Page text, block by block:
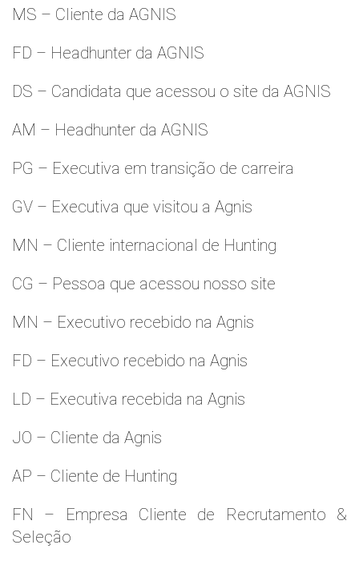
MS – Cliente da AGNIS
FD – Headhunter da AGNIS
DS – Candidata que acessou o site da AGNIS
AM – Headhunter da AGNIS
PG – Executiva em transição de carreira
GV – Executiva que visitou a Agnis
MN – Cliente internacional de Hunting
CG – Pessoa que acessou nosso site
MN – Executivo recebido na Agnis
FD – Executivo recebido na Agnis
LD – Executiva recebida na Agnis
JO – Cliente da Agnis
AP – Cliente de Hunting
FN – Empresa Cliente de Recrutamento &
Seleção